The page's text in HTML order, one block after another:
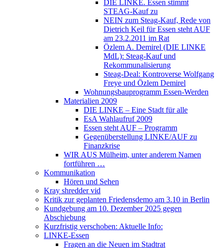
DIE LINKE. Essen stimmt
STEAG-Kauf zu
NEIN zum Steag-Kauf, Rede von
Dietrich Keil für Essen steht AUF
am 23.2.2011 im Rat
Özlem A. Demirel (DIE LINKE
MdL): Steag-Kauf und
Rekommunalisierung
Steag-Deal: Kontroverse Wolfgang
Freye und Özlem Demirel
Wohnungsbauprogramm Essen-Werden
Materialien 2009
DIE LINKE – Eine Stadt für alle
EsA Wahlaufruf 2009
Essen steht AUF – Programm
Gegenüberstellung LINKE/AUF zu
Finanzkrise
WIR AUS Mülheim, unter anderem Namen
fortführen …
Kommunikation
Hören und Sehen
Kray shredder vid
Kritik zur geplanten Friedensdemo am 3.10 in Berlin
Kundgebung am 10. Dezember 2025 gegen
Abschiebung
Kurzfristig verschoben: Aktuelle Info:
LINKE-Essen
Fragen an die Neuen im Stadtrat